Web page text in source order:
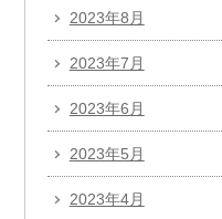
2023年8月
2023年7月
2023年6月
2023年5月
2023年4月